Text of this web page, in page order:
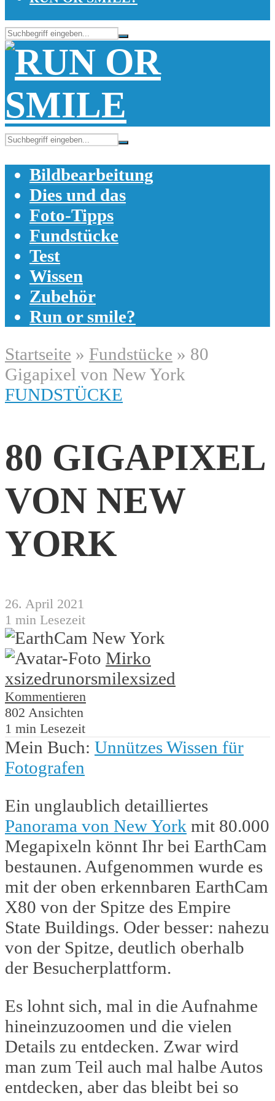
Bildbearbeitung
Dies und das
Foto-Tipps
Fundstücke
Test
Wissen
Zubehör
Run or smile?
Startseite » Fundstücke » 80
Gigapixel von New York
FUNDSTÜCKE
80 GIGAPIXEL
VON NEW
YORK
26. April 2021
1 min Lesezeit
Mirko
xsizedrunorsmilexsized
Kommentieren
802 Ansichten
1 min Lesezeit
Mein Buch: Unnützes Wissen für
Fotografen
Ein unglaublich detailliertes
Panorama von New York mit 80.000
Megapixeln könnt Ihr bei EarthCam
bestaunen. Aufgenommen wurde es
mit der oben erkennbaren EarthCam
X80 von der Spitze des Empire
State Buildings. Oder besser: nahezu
von der Spitze, deutlich oberhalb
der Besucherplattform.
Es lohnt sich, mal in die Aufnahme
hineinzuzoomen und die vielen
Details zu entdecken. Zwar wird
man zum Teil auch mal halbe Autos
entdecken, aber das bleibt bei so